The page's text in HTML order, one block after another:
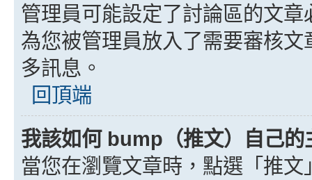
管理員可能設定了討論區的文
為您被管理員放入了需要審核
多訊息。
回頂端
我該如何 bump（推文）自己的
當您在瀏覽文章時，點選「推